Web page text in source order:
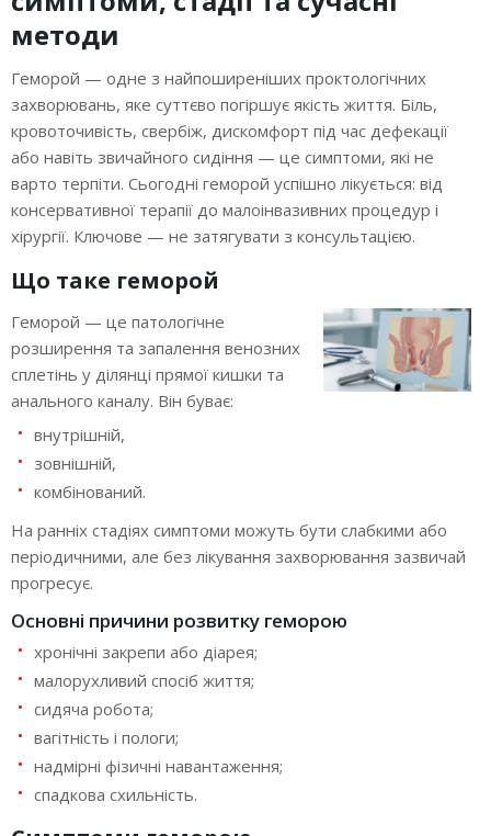
Діагностика
Денний стаціонар у Вінниці
Ціни послуг
Новини
Контакти
методи
Геморой — одне з найпоширеніших проктологічних
захворювань, яке суттєво погіршує якість життя. Біль,
кровоточивість, свербіж, дискомфорт під час дефекації
або навіть звичайного сидіння — це симптоми, які не
варто терпіти. Сьогодні геморой успішно лікується: від
консервативної терапії до малоінвазивних процедур і
хірургії. Ключове — не затягувати з консультацією.
Що таке геморой
Геморой — це патологічне
розширення та запалення венозних
сплетінь у ділянці прямої кишки та
анального каналу. Він буває:
внутрішній,
зовнішній,
комбінований.
На ранніх стадіях симптоми можуть бути слабкими або
періодичними, але без лікування захворювання зазвичай
прогресує.
Основні причини розвитку геморою
хронічні закрепи або діарея;
малорухливий спосіб життя;
сидяча робота;
вагітність і пологи;
надмірні фізичні навантаження;
спадкова схильність.